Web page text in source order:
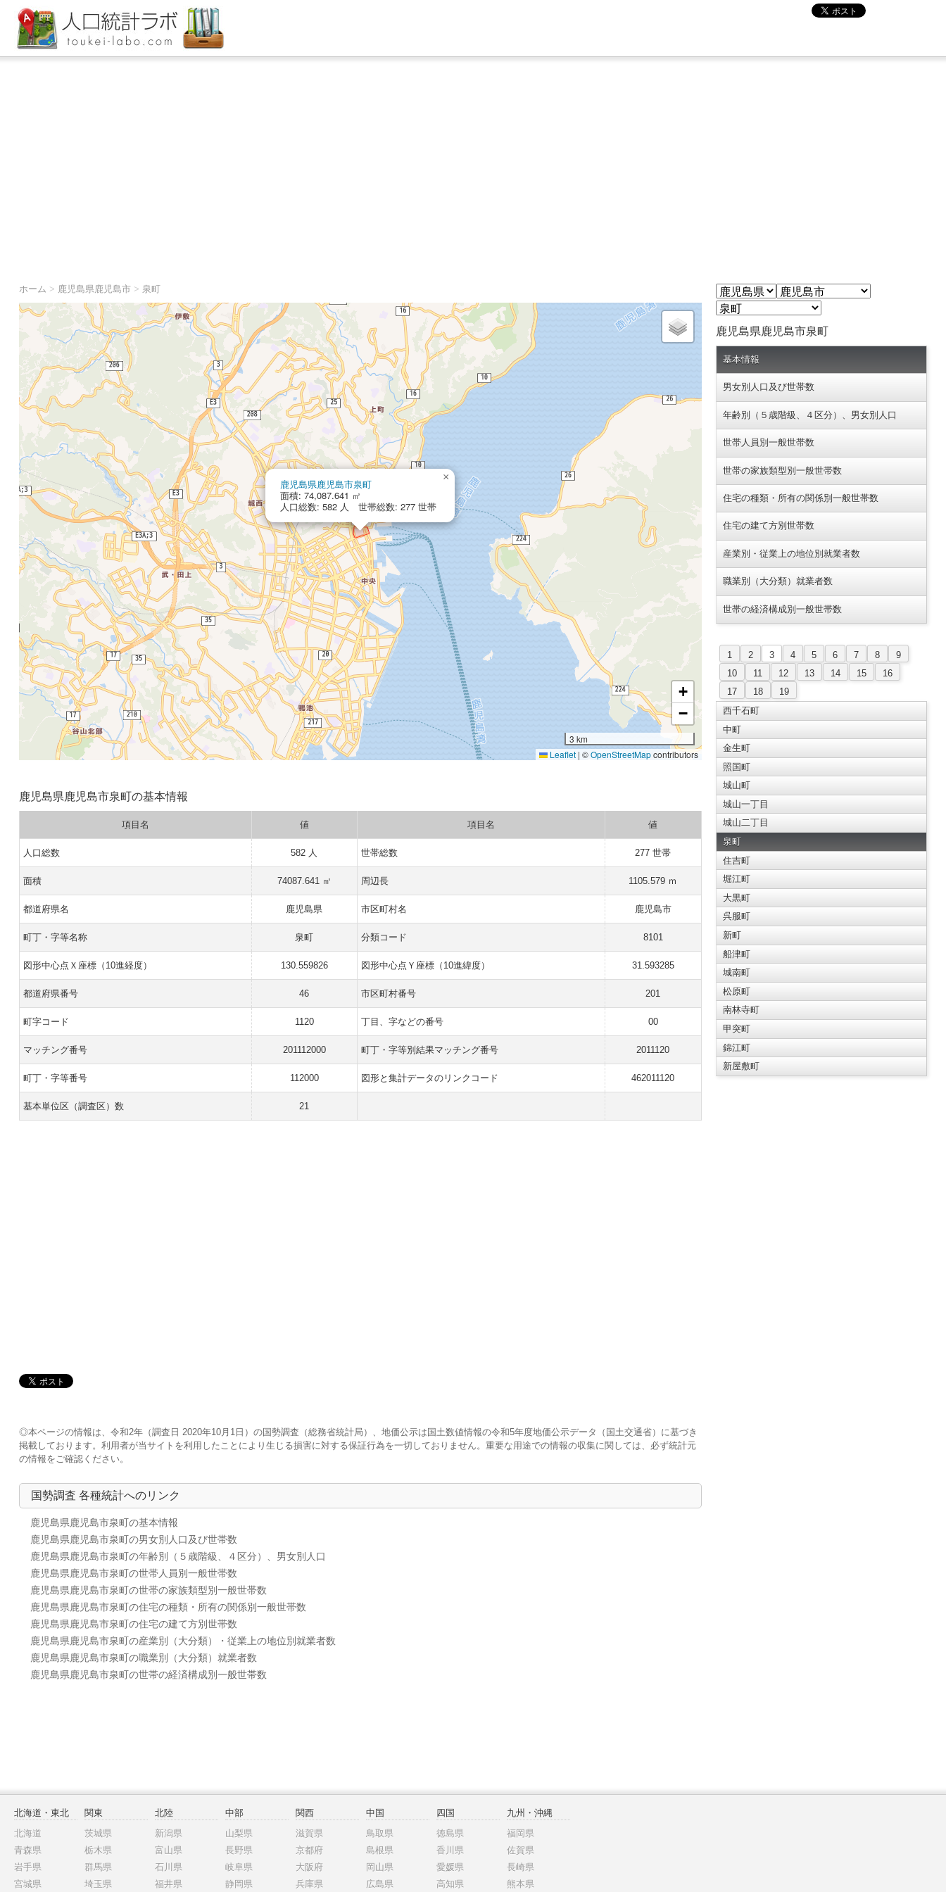
ホーム > 鹿児島県鹿児島市> 泉町
鹿児島県鹿児島市泉町
面積: 74,087.641 ㎡
人口総数: 582 人 世帯総数: 277 世帯
×
+
−
3 km
Leaflet | ©OpenStreetMapcontributors
鹿児島県鹿児島市泉町の基本情報
項目名 値 項目名 値
人口総数 582 人 世帯総数 277 世帯
面積 74087.641 ㎡ 周辺長 1105.579 ｍ
都道府県名 鹿児島県 市区町村名 鹿児島市
町丁・字等名称 泉町 分類コード 8101
図形中心点Ｘ座標（10進経度） 130.559826 図形中心点Ｙ座標（10進緯度） 31.593285
都道府県番号 46 市区町村番号 201
町字コード 1120 丁目、字などの番号 00
マッチング番号 201112000 町丁・字等別結果マッチング番号 2011120
町丁・字等番号 112000 図形と集計データのリンクコード 462011120
基本単位区（調査区）数 21
◎本ページの情報は、令和2年（調査日 2020年10月1日）の国勢調査（総務省統計局）、地価公示は国土数値情報の令和5年度地価公示データ（国土交通省）に基づき
掲載しております。利用者が当サイトを利用したことにより生じる損害に対する保証行為を一切しておりません。重要な用途での情報の収集に関しては、必ず統計元
の情報をご確認ください。
国勢調査 各種統計へのリンク
鹿児島県鹿児島市泉町の基本情報
鹿児島県鹿児島市泉町の男女別人口及び世帯数
鹿児島県鹿児島市泉町の年齢別（５歳階級、４区分）、男女別人口
鹿児島県鹿児島市泉町の世帯人員別一般世帯数
鹿児島県鹿児島市泉町の世帯の家族類型別一般世帯数
鹿児島県鹿児島市泉町の住宅の種類・所有の関係別一般世帯数
鹿児島県鹿児島市泉町の住宅の建て方別世帯数
鹿児島県鹿児島市泉町の産業別（大分類）・従業上の地位別就業者数
鹿児島県鹿児島市泉町の職業別（大分類）就業者数
鹿児島県鹿児島市泉町の世帯の経済構成別一般世帯数
鹿児島県鹿児島市泉町
基本情報
男女別人口及び世帯数
年齢別（５歳階級、４区分）、男女別人口
世帯人員別一般世帯数
世帯の家族類型別一般世帯数
住宅の種類・所有の関係別一般世帯数
住宅の建て方別世帯数
産業別・従業上の地位別就業者数
職業別（大分類）就業者数
世帯の経済構成別一般世帯数
1 2 3 4 5 6 7 8
9
10
11 12 13 14 15
16
17
18
19
西千石町
中町
金生町
照国町
城山町
城山一丁目
城山二丁目
泉町
住吉町
堀江町
大黒町
呉服町
新町
船津町
城南町
松原町
南林寺町
甲突町
錦江町
新屋敷町
北海道・東北
北海道
青森県
岩手県
宮城県
関東
茨城県
栃木県
群馬県
埼玉県
北陸
新潟県
富山県
石川県
福井県
中部
山梨県
長野県
岐阜県
静岡県
関西
滋賀県
京都府
大阪府
兵庫県
中国
鳥取県
島根県
岡山県
広島県
四国
徳島県
香川県
愛媛県
高知県
九州・沖縄
福岡県
佐賀県
長崎県
熊本県